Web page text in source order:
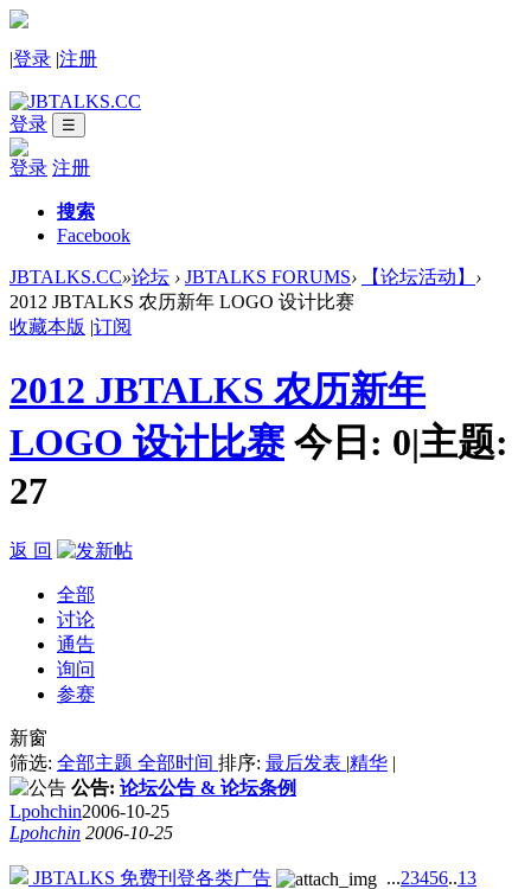
|登录 |注册
登录 ☰
登录 注册
搜索
Facebook
JBTALKS.CC»论坛 › JBTALKS FORUMS› 【论坛活动】 ›
2012 JBTALKS 农历新年 LOGO 设计比赛
收藏本版 |订阅
2012 JBTALKS 农历新年
LOGO 设计比赛 今日: 0|主题:
27
返 回
全部
讨论
通告
询问
参赛
新窗
筛选: 全部主题 全部时间 排序: 最后发表 |精华 |
公告: 论坛公告 & 论坛条例
Lpohchin2006-10-25
Lpohchin 2006-10-25
JBTALKS 免费刊登各类广告 ...23456..13